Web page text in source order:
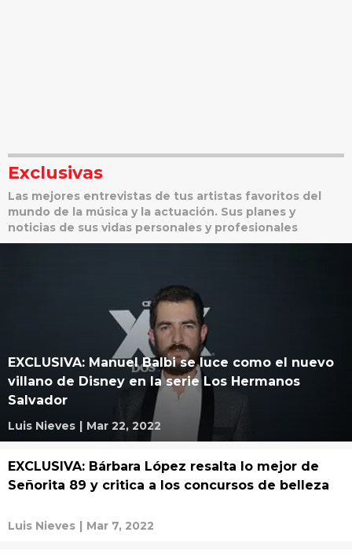
Exclusivas
Las mejores entrevistas de tus artistas favoritos del
mundo de la música y la actuación. Sus planes y
noticias de sus vidas personales y profesionales
EXCLUSIVA: Manuel Balbi se luce como el nuevo
villano de Disney en la serie Los Hermanos
Salvador
Luis Nieves | Mar 22, 2022
EXCLUSIVA: Bárbara López resalta lo mejor de
Señorita 89 y critica a los concursos de belleza
Luis Nieves | Mar 7, 2022